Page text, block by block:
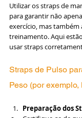
Utilizar os straps de
para garantir não
exercício, mas também
treinamento. Aqui
usar straps
Straps de Pulso
Peso (por exemplo,
Preparação dos